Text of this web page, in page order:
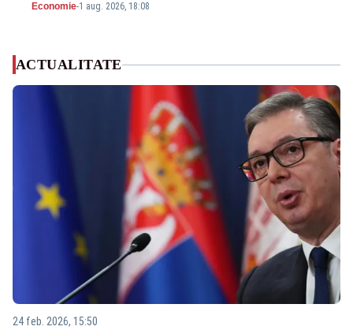
Economie-1 aug. 2026, 18:08
ACTUALITATE
24 feb. 2026, 15:50